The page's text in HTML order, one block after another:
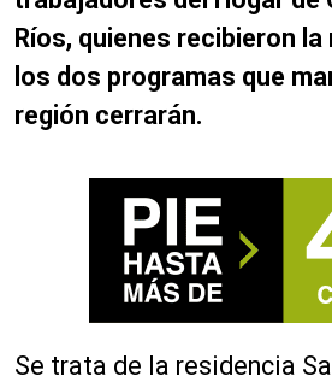
Ríos, quienes recibieron la
los dos programas que
región cerrarán.
Se trata de la residencia